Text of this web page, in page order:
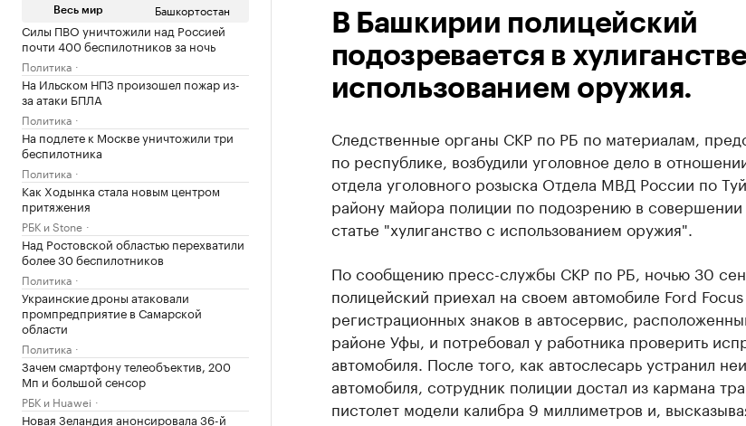
Весь мир Башкортостан
Силы ПВО уничтожили над Россией
почти 400 беспилотников за ночь
Политика
На Ильском НПЗ произошел пожар из-
за атаки БПЛА
Политика
На подлете к Москве уничтожили три
беспилотника
Политика
Как Ходынка стала новым центром
притяжения
РБК и Stone
Над Ростовской областью перехватили
более 30 беспилотников
Политика
Украинские дроны атаковали
промпредприятие в Самарской
области
Политика
Зачем смартфону телеобъектив, 200
Мп и большой сенсор
РБК и Huawei
Новая Зеландия анонсировала 36-й
В Башкирии полицейский
подозревается в
использованием оружия.
Следственные органы СКР по РБ по материалам,
по республике, возбудили уголовное дело в
отдела уголовного розыска Отдела МВД России по
району майора полиции по подозрению в совершении
статье "хулиганство с использованием оружия".
По сообщению пресс-службы СКР по РБ, ночью 30
полицейский приехал на своем автомобиле Ford
регистрационных знаков в автосервис,
районе Уфы, и потребовал у работника проверить
автомобиля. После того, как автослесарь устранил
автомобиля, сотрудник полиции достал из кармана
пистолет модели калибра 9 миллиметров и,